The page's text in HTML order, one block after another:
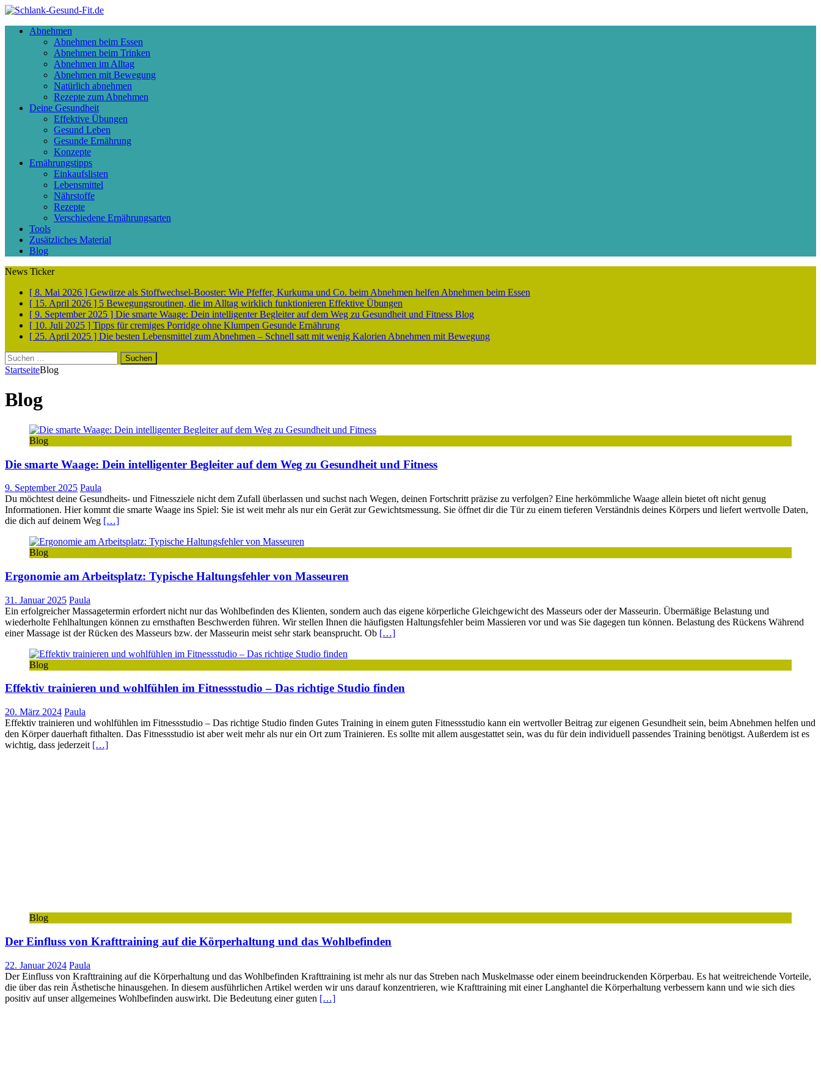
Abnehmen
Abnehmen beim Essen
Abnehmen beim Trinken
Abnehmen im Alltag
Abnehmen mit Bewegung
Natürlich abnehmen
Rezepte zum Abnehmen
Deine Gesundheit
Effektive Übungen
Gesund Leben
Gesunde Ernährung
Konzepte
Ernährungstipps
Einkaufslisten
Lebensmittel
Nährstoffe
Rezepte
Verschiedene Ernährungsarten
Tools
Zusätzliches Material
Blog
News Ticker
[ 8. Mai 2026 ] Gewürze als Stoffwechsel-Booster: Wie Pfeffer, Kurkuma und Co. beim Abnehmen helfen Abnehmen beim Essen
[ 15. April 2026 ] 5 Bewegungsroutinen, die im Alltag wirklich funktionieren Effektive Übungen
[ 9. September 2025 ] Die smarte Waage: Dein intelligenter Begleiter auf dem Weg zu Gesundheit und Fitness Blog
[ 10. Juli 2025 ] Tipps für cremiges Porridge ohne Klumpen Gesunde Ernährung
[ 25. April 2025 ] Die besten Lebensmittel zum Abnehmen – Schnell satt mit wenig Kalorien Abnehmen mit Bewegung
Suchen
nach:
StartseiteBlog
Blog
Blog
Die smarte Waage: Dein intelligenter Begleiter auf dem Weg zu Gesundheit und Fitness
9. September 2025 Paula
Du möchtest deine Gesundheits- und Fitnessziele nicht dem Zufall überlassen und suchst nach Wegen, deinen Fortschritt präzise zu verfolgen? Eine herkömmliche Waage allein bietet oft nicht genug
Informationen. Hier kommt die smarte Waage ins Spiel: Sie ist weit mehr als nur ein Gerät zur Gewichtsmessung. Sie öffnet dir die Tür zu einem tieferen Verständnis deines Körpers und liefert wertvolle Daten,
die dich auf deinem Weg […]
Blog
Ergonomie am Arbeitsplatz: Typische Haltungsfehler von Masseuren
31. Januar 2025 Paula
Ein erfolgreicher Massagetermin erfordert nicht nur das Wohlbefinden des Klienten, sondern auch das eigene körperliche Gleichgewicht des Masseurs oder der Masseurin. Übermäßige Belastung und
wiederholte Fehlhaltungen können zu ernsthaften Beschwerden führen. Wir stellen Ihnen die häufigsten Haltungsfehler beim Massieren vor und was Sie dagegen tun können. Belastung des Rückens Während
einer Massage ist der Rücken des Masseurs bzw. der Masseurin meist sehr stark beansprucht. Ob […]
Blog
Effektiv trainieren und wohlfühlen im Fitnessstudio – Das richtige Studio finden
20. März 2024 Paula
Effektiv trainieren und wohlfühlen im Fitnessstudio – Das richtige Studio finden Gutes Training in einem guten Fitnessstudio kann ein wertvoller Beitrag zur eigenen Gesundheit sein, beim Abnehmen helfen und
den Körper dauerhaft fithalten. Das Fitnessstudio ist aber weit mehr als nur ein Ort zum Trainieren. Es sollte mit allem ausgestattet sein, was du für dein individuell passendes Training benötigst. Außerdem ist es
wichtig, dass jederzeit […]
Blog
Der Einfluss von Krafttraining auf die Körperhaltung und das Wohlbefinden
22. Januar 2024 Paula
Der Einfluss von Krafttraining auf die Körperhaltung und das Wohlbefinden Krafttraining ist mehr als nur das Streben nach Muskelmasse oder einem beeindruckenden Körperbau. Es hat weitreichende Vorteile,
die über das rein Ästhetische hinausgehen. In diesem ausführlichen Artikel werden wir uns darauf konzentrieren, wie Krafttraining mit einer Langhantel die Körperhaltung verbessern kann und wie sich dies
positiv auf unser allgemeines Wohlbefinden auswirkt. Die Bedeutung einer guten […]